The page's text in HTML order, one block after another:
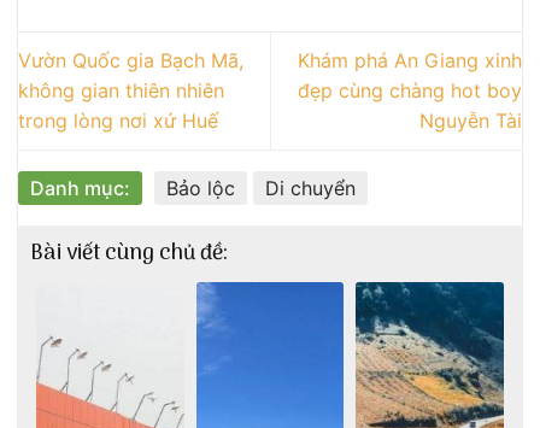
Vườn Quốc gia Bạch Mã,
không gian thiên nhiên
trong lòng nơi xứ Huế
Khám phá An Giang xinh
đẹp cùng chàng hot boy
Nguyễn Tài
Danh mục: Bảo lộc Di chuyển
Bài viết cùng chủ đề: